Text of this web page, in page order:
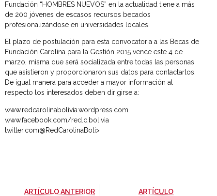
Fundación “HOMBRES NUEVOS” en la actualidad tiene a más
de 200 jóvenes de escasos recursos becados
profesionalizándose en universidades locales.
El plazo de postulación para esta convocatoria a las Becas de
Fundación Carolina para la Gestión 2015 vence este 4 de
marzo, misma que será socializada entre todas las personas
que asistieron y proporcionaron sus datos para contactarlos.
De igual manera para acceder a mayor información al
respecto los interesados deben dirigirse a:
www.redcarolinabolivia.wordpress.com
www.facebook.com/red.c.bolivia
twitter.com@RedCarolinaBoli>
ARTÍCULO ANTERIOR-
ARTÍCULO